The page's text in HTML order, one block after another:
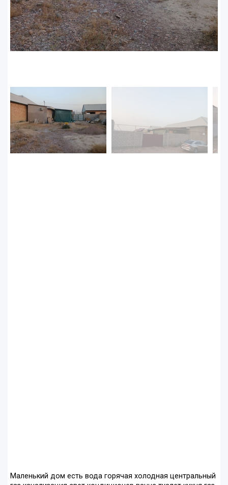
Маленький дом есть вода горячая холодная центральный